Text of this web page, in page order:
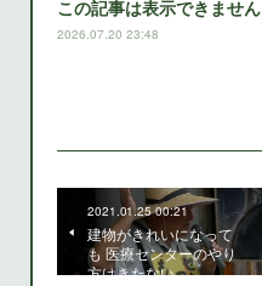
この記事は表示できません
2026.07.20 23:48
2021.01.25 00:21
建物がきれいになって
も 医療センターのやり
方はきたない